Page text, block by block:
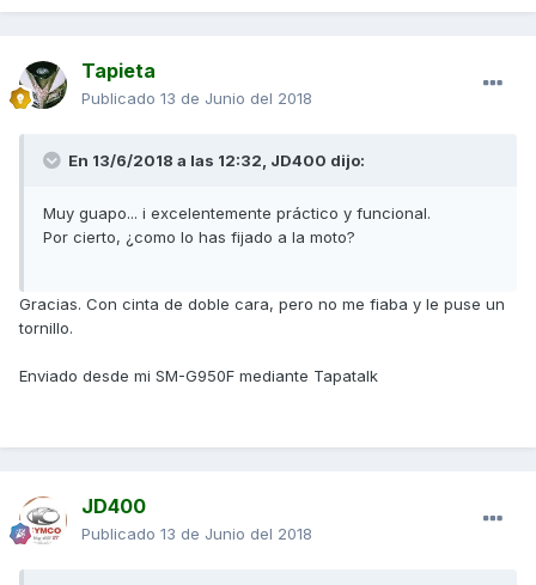
Tapieta
Publicado 13 de Junio del 2018
En 13/6/2018 a las 12:32, JD400 dijo:
Muy guapo... i excelentemente práctico y funcional.
Por cierto, ¿como lo has fijado a la moto?
Gracias. Con cinta de doble cara, pero no me fiaba y le puse un
tornillo.
Enviado desde mi SM-G950F mediante Tapatalk
JD400
Publicado 13 de Junio del 2018